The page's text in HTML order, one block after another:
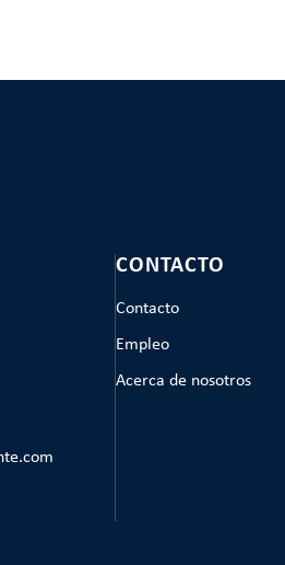
CONTACTO
Contacto
Empleo
Acerca de nosotros